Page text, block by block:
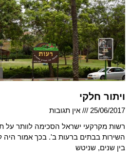
ויתור חלקי
25/06/2017
אין תגובות
רשות מקרקעי ישראל הסכימה לוותר על
השירות בבתים ברעות ב'. בכך אמור היה
בין שנים, שניטש